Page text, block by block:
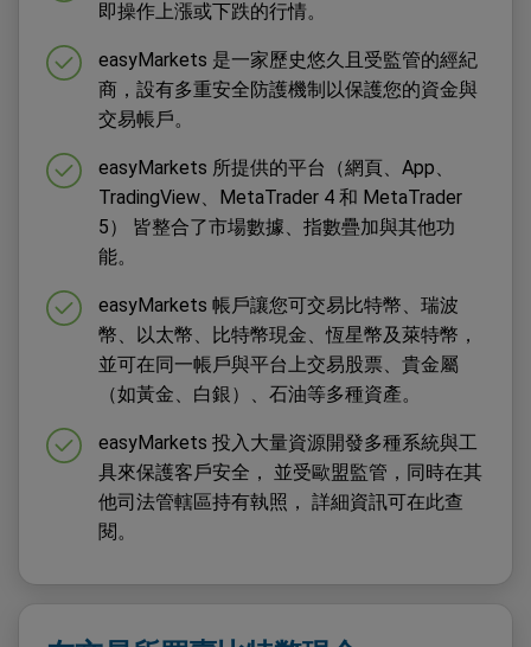
即操作上漲或下跌的行情。
easyMarkets 是一家歷史悠久且受監管的經紀
商，設有多重安全防護機制以保護您的資金與
交易帳戶。
easyMarkets 所提供的平台（網頁、App、
TradingView、MetaTrader 4 和 MetaTrader
5） 皆整合了市場數據、指數疊加與其他功
能。
easyMarkets 帳戶讓您可交易比特幣、瑞波
幣、以太幣、比特幣現金、恆星幣及萊特幣，
並可在同一帳戶與平台上交易股票、貴金屬
（如黃金、白銀）、石油等多種資產。
easyMarkets 投入大量資源開發多種系統與工
具來保護客戶安全， 並受歐盟監管，同時在其
他司法管轄區持有執照， 詳細資訊可在此查
閱。